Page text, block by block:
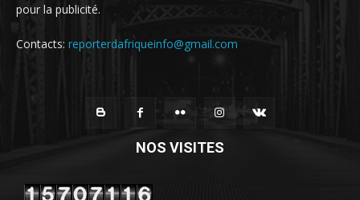
pour la publicité.
Contacts: reporterdafriqueinfo@gmail.com
NOS VISITES